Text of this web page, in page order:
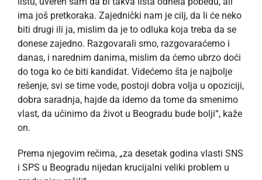
ima još pretkoraka. Zajednički nam je cilj, da li će neko
biti drugi ili ja, mislim da je to odluka koja treba da se
donese zajedno. Razgovarali smo, razgovaraćemo i
danas, i narednim danima, mislim da ćemo ubrzo doći
do toga ko će biti kandidat. Videćemo šta je najbolje
rešenje, svi se time vode, postoji dobra volja u opoziciji,
dobra saradnja, hajde da idemo da tome da smenimo
vlast, da učinimo da život u Beogradu bude bolji“, kaže
on.
Prema njegovim rečima, „za desetak godina vlasti SNS
i SPS u Beogradu nijedan krucijalni veliki problem u